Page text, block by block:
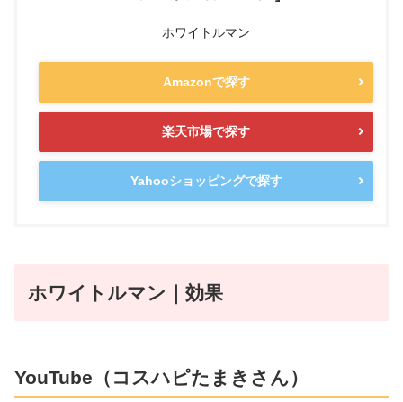
ホワイトルマン
Amazonで探す
楽天市場で探す
Yahooショッピングで探す
ホワイトルマン｜効果
YouTube（ コスハピたまき さん）